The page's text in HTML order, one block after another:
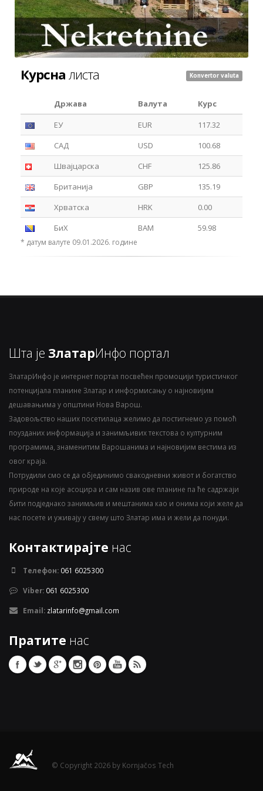
Курсна листа Konvertor valuta
Држава Валута
Курс
ЕУ
EUR
117.32
САД
USD
100.68
Швајцарска
CHF
125.86
Британија
GBP
135.19
Хрватска
HRK
0.00
БиХ
BAM 59.98
* датум валуте 09.01.2026. године
Шта је ЗлатарИнфо портал
ЗлатарИнфо је интернет портал посвећен промоцији туристичког
потенцијала планине Златар и информисању о најновијим
дешавањима у општини Нова Варош.
Задовољство наших посетилаца желимо да постигнемо уз помоћ
поузданих информација и занимљивих текстова о културним
програмима, знаменитим Варошанима и најновијим вестима из
овог краја.
Потрудили смо се да објединимо свакодневни живот и богатство
природе на које асоцира и сам назив ове планине па ће садржаји
бити подједнако занимљив и мештанима као и онима који желе да
нас посете и уживају у свему што Златар има и жели да понуди.
Контактирајте нас
Телефон: 061 6025300
Viber: 061 6025300
Email: zlatarinfo@gmail.com
Пратите нас
© Copyright 2026 by Kornjačos Tech